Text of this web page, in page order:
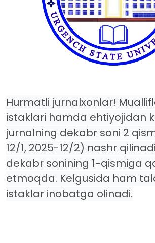
Hurmatli jurnalxonlar!
istaklari hamda ehtiyojidan
jurnalning dekabr soni 2
12/1, 2025-12/2) nashr
dekabr sonining 1-qismiga
etmoqda. Kelgusida ham
istaklar inobatga olinadi.